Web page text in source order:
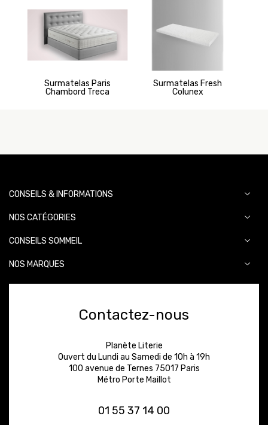
Surmatelas Paris
Chambord Treca
Surmatelas Fresh
Colunex
CONSEILS & INFORMATIONS
NOS CATÉGORIES
CONSEILS SOMMEIL
NOS MARQUES
Contactez-nous
Planète Literie
Ouvert du Lundi au Samedi de 10h à 19h
100 avenue de Ternes 75017 Paris
Métro Porte Maillot
01 55 37 14 00